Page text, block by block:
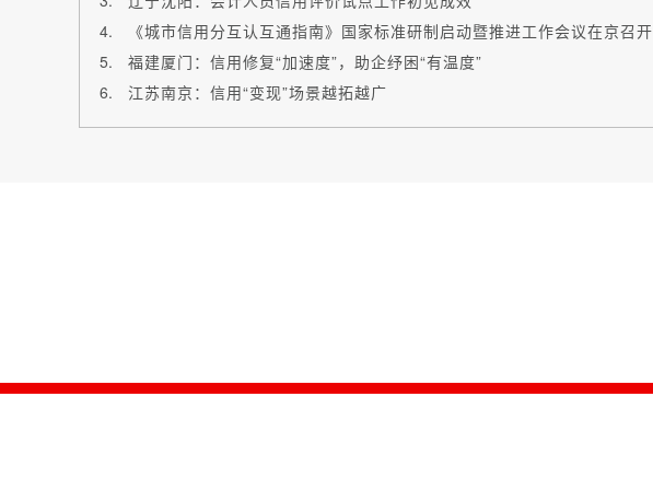
《城市信用分互认互通指南》国家标准研制启动暨推进工作会议在京召开
福建厦门：信用修复“加速度”，助企纾困“有温度”
江苏南京：信用“变现”场景越拓越广